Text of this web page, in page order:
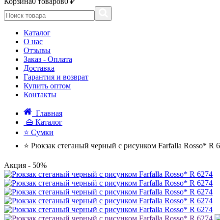
Каталог
О нас
Отзывы
Заказ - Оплата
Доставка
Гарантия и возврат
Купить оптом
Контакты
Главная
👜 Каталог
⭐ Сумки
⭐ Рюкзак стеганый черный с рисунком Farfalla Rosso* R
Акция - 50%